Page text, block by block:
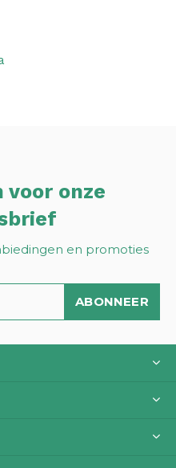
voor onze
en promoties
ABONNEER